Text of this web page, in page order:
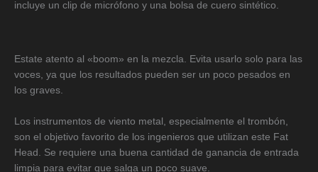
incluye un clip de micrófono y una bolsa de cuero sintético.
Estate atento al «boom» en la mezcla. Evita usarlo solo para las
voces, ya que los resultados pueden ser un poco pesados en
los graves.
Los instrumentos de viento metal, especialmente el trombón,
son el objetivo favorito de los ingenieros que utilizan este Fat
Head. Se requiere una buena cantidad de ganancia de entrada
limpia para evitar que salga un poco suave.